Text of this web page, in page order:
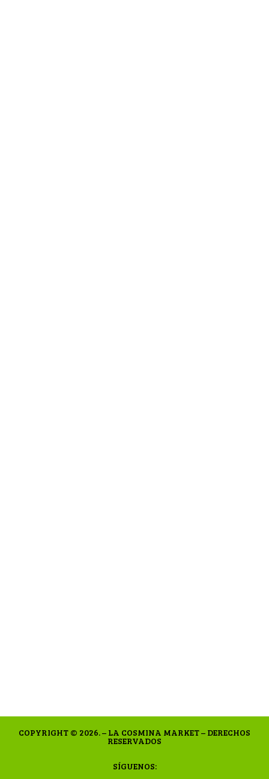
COPYRIGHT © 2026. – LA COSMINA MARKET – DERECHOS
RESERVADOS
SÍGUENOS: